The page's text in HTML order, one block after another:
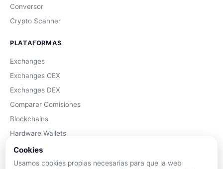
Conversor
Crypto Scanner
PLATAFORMAS
Exchanges
Exchanges CEX
Exchanges DEX
Comparar Comisiones
Blockchains
Hardware Wallets
Software Wallets
Mejor Wallet
Cookies
Usamos cookies propias necesarias para que la web